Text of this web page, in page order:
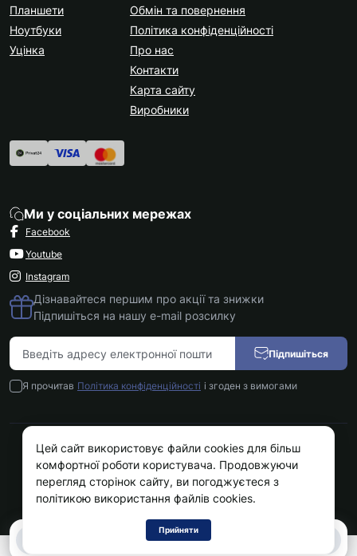
0
Планшети
Ноутбуки
Уцінка
Обмін та повернення
Політика конфіденційності
Про нас
Контакти
Карта сайту
Виробники
Ми у соціальних мережах
Facebook
Youtube
Instagram
Дізнавайтеся першим про акції та знижки
Підпишіться на нашу e-mail розсилку
Підпишіться
Я прочитав Політика конфіденційності і згоден з вимогами
Kokos.com.ua © 2026
Цей сайт використовує файли cookies для більш
комфортної роботи користувача. Продовжуючи
перегляд сторінок сайту, ви погоджуєтеся з
політикою використання файлів cookies.
Прийняти